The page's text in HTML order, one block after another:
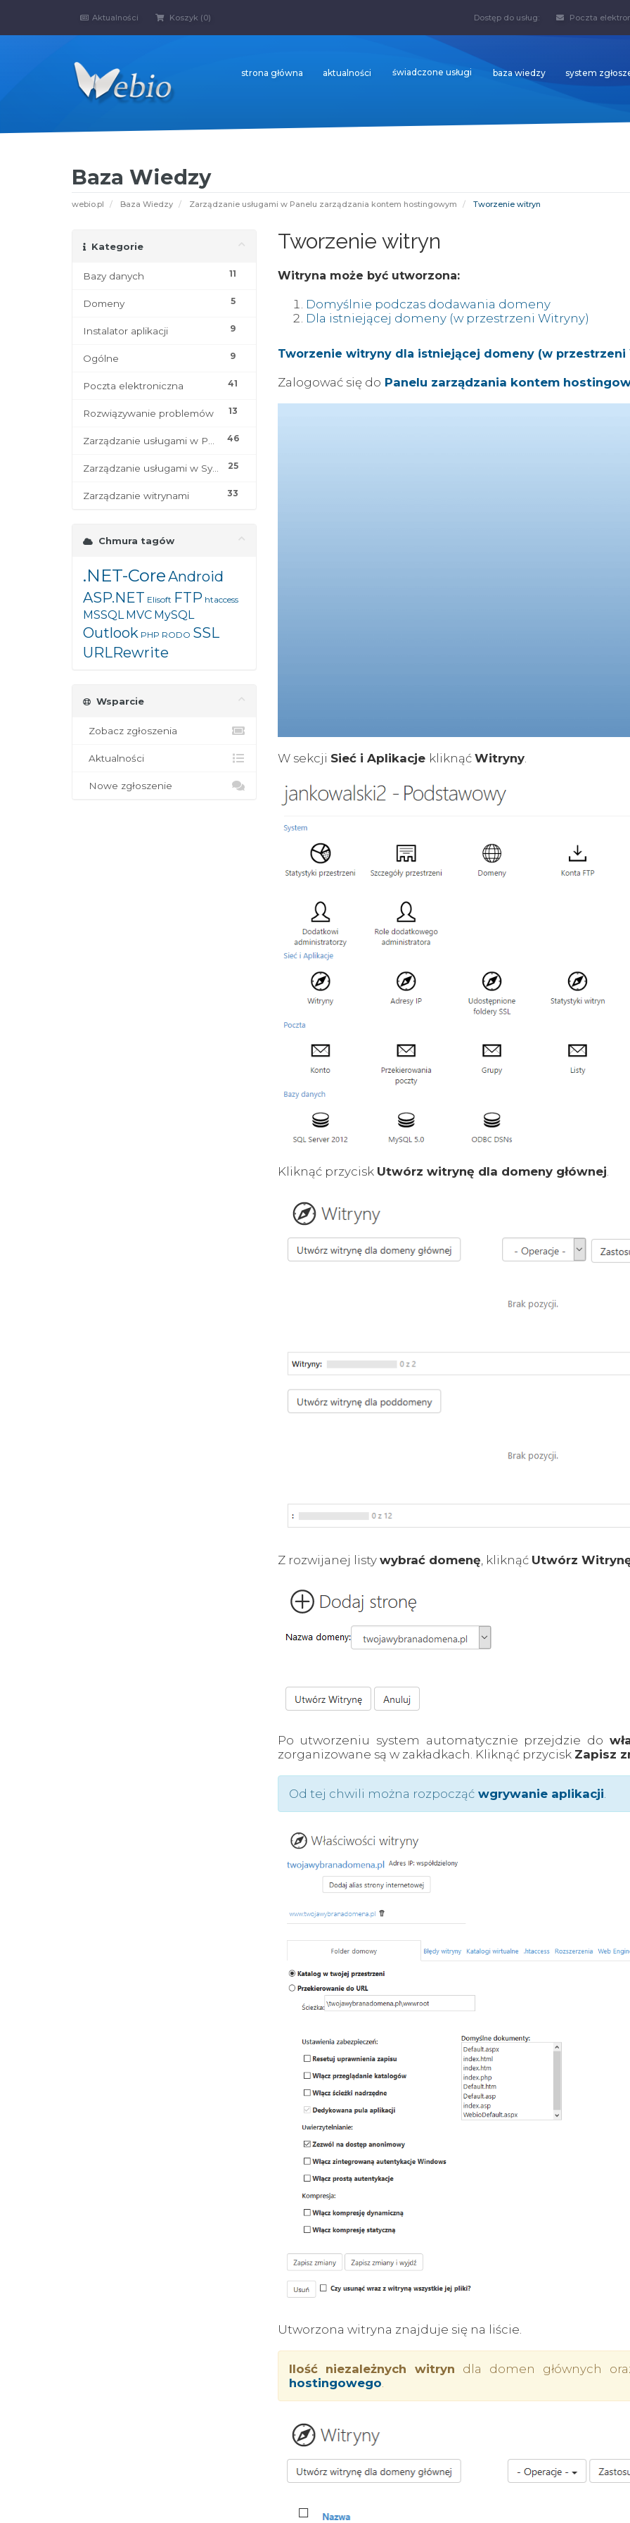
Aktualności Koszyk (0) Dostęp do usług: Poczta
strona główna aktualności świadczone usługi baza wiedzy system
Baza Wiedzy
webio.pl Baza Wiedzy Zarządzanie usługami w Panelu zarządzania kontem hostingowym Tworzenie witryn
Kategorie
11
Bazy danych
5
Domeny
9
Instalator aplikacji
9
Ogólne
41
Poczta elektroniczna
13
Rozwiązywanie problemów
46
25
33
Zarządzanie witrynami
Chmura tagów
.NET-CoreAndroid
ASP.NET Elisoft FTP htaccess
MSSQL MVC MySQL
Outlook PHP RODO SSL
URLRewrite
Wsparcie
Zobacz zgłoszenia
Aktualności
Nowe zgłoszenie
Tworzenie witryn
Witryna może być utworzona:
Domyślnie podczas dodawania domeny
Dla istniejącej domeny (w przestrzeni Witryny)
Tworzenie witryny dla istniejącej domeny (w przestrzeni
Zalogować się do Panelu zarządzania kontem
W sekcji Sieć i Aplikacje kliknąć Witryny.
Kliknąć przycisk Utwórz witrynę dla domeny głównej.
Z rozwijanej listy wybrać domenę , kliknąć Utwórz
Po utworzeniu system automatycznie przejdzie do
zorganizowane są w zakładkach. Kliknąć przycisk Zapisz
Od tej chwili można rozpocząć wgrywanie aplikacji
Utworzona witryna znajduje się na liście.
Ilość niezależnych witryn dla domen głównych
hostingowego